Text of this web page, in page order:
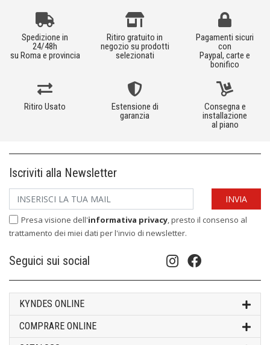
Spedizione in
24/48h
su Roma e provincia
Ritiro gratuito in
negozio su prodotti
selezionati
Pagamenti sicuri
con
Paypal, carte e
bonifico
Ritiro Usato
Estensione di
garanzia
Consegna e
installazione
al piano
Iscriviti alla Newsletter
Presa visione dell'informativa privacy, presto il consenso al
trattamento dei miei dati per l'invio di newsletter.
Seguici sui social
KYNDES ONLINE
COMPRARE ONLINE